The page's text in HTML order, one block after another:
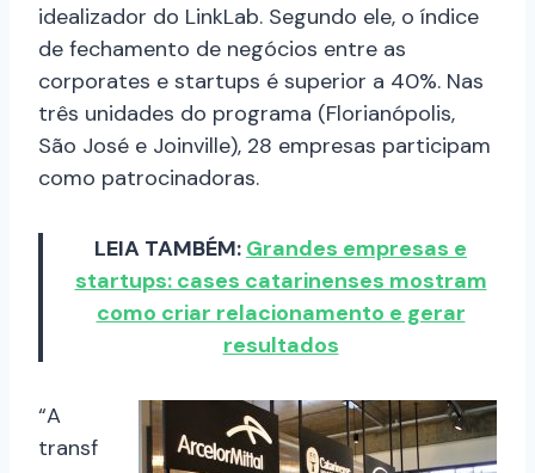
idealizador do LinkLab. Segundo ele, o índice
de fechamento de negócios entre as
corporates e startups é superior a 40%. Nas
três unidades do programa (Florianópolis,
São José e Joinville), 28 empresas participam
como patrocinadoras.
LEIA TAMBÉM: Grandes empresas e
startups: cases catarinenses mostram
como criar relacionamento e gerar
resultados
“A
transf